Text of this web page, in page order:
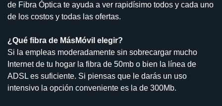
de Fibra Óptica te ayuda a ver rapidísimo todos y cada uno
de los costos y todas las ofertas.
¿Qué fibra de MásMóvil elegir?
Si la empleas moderadamente sin sobrecargar mucho
Internet de tu hogar la fibra de 50mb o bien la línea de
ADSL es suficiente. Si piensas que le darás un uso
intensivo la opción conveniente es la de 300Mb.